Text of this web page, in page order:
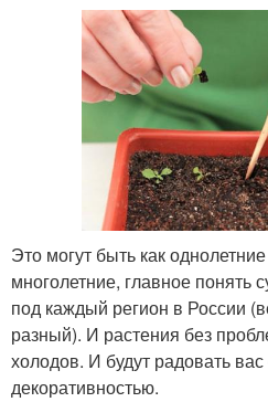
Это могут быть как
многолетние, главное понять
под каждый регион в России
разный). И растения без
холодов. И будут радовать
декоративностью.